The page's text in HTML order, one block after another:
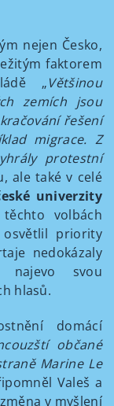
nejen Česko,
faktorem
„Většinou
zemích jsou
řešení
migrace. Z
protestní
ale také v celé
univerzity
volbách
priority
nedokázaly
svou
hlasů.
domácí
občané
Marine Le
Valeš a
v myšlení